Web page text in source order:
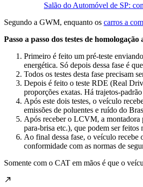
Salão do Automóvel de SP:
Segundo a GWM, enquanto os carros a
Passo a passo dos testes de homologação
Primeiro é feito um pré-teste
energética. Só depois dessa fase é
Todos os testes desta fase precisam
Depois é feito o teste RDE (Real
proporções exatas. Há trajetos-
Após este dois testes, o veículo
emissões de poluentes e ruído do
Após receber o LCVM, a montadora
para-brisa etc.), que podem ser
Ao final dessa fase, o veículo
conformidade com as normas de
Somente com o CAT em mãos é que o